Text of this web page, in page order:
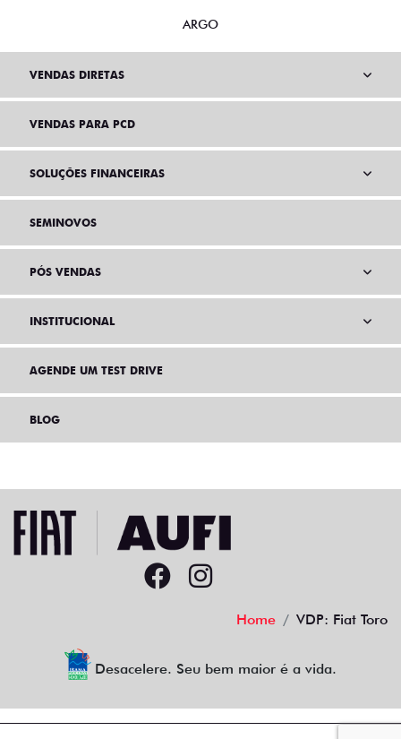
ARGO
VENDAS DIRETAS
VENDAS PARA PCD
SOLUÇÕES FINANCEIRAS
SEMINOVOS
PÓS VENDAS
INSTITUCIONAL
AGENDE UM TEST DRIVE
BLOG
Home VDP: Fiat Toro
Desacelere. Seu bem maior é a vida.